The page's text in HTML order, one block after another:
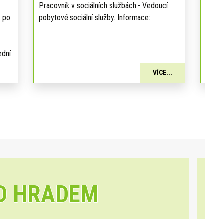
po
Pracovník v sociálních službách - Vedoucí
pobytové sociální služby. Informace:
VÍCE...
HRADEM